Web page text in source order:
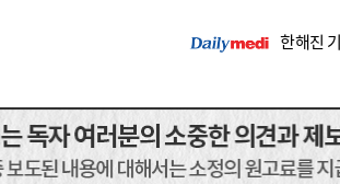
한해진